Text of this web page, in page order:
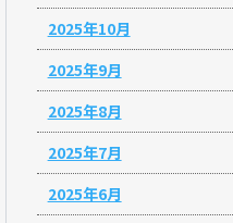
2025年10月
2025年9月
2025年8月
2025年7月
2025年6月